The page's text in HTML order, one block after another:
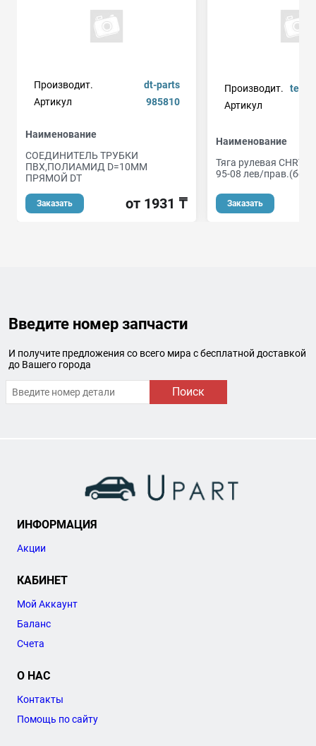
Производит.
dt-parts
Артикул
985810
Наименование
СОЕДИНИТЕЛЬ ТРУБКИ
ПВХ,ПОЛИАМИД D=10ММ
ПРЯМОЙ DT
Заказать от 1931 ₸
Производит.
Артикул
Наименование
Тяга рулевая
95-08 лев/прав.(без
Заказать
Введите номер запчасти
И получите предложения со всего мира с бесплатной доставкой
до Вашего города
Поиск
ИНФОРМАЦИЯ
Акции
КАБИНЕТ
Мой Аккаунт
Баланс
Счета
О НАС
Контакты
Помощь по сайту